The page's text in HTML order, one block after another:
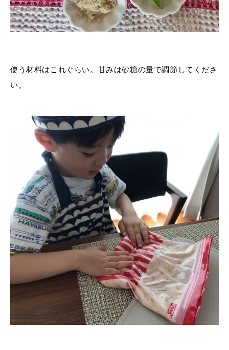
使う材料はこれぐらい。甘みは砂糖の量で調節してくださ
い。